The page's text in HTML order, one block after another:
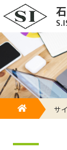
サイトマップ
HOMEサ